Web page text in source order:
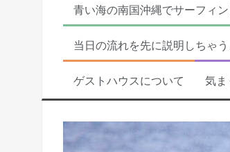
青い海の南国沖縄でサーフィ
当日の流れを先に説明しちゃ
ゲストハウスについて 気ま